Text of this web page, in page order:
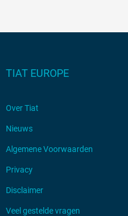
TIAT EUROPE
Over Tiat
Nieuws
Algemene Voorwaarden
Privacy
Disclaimer
Veel gestelde vragen